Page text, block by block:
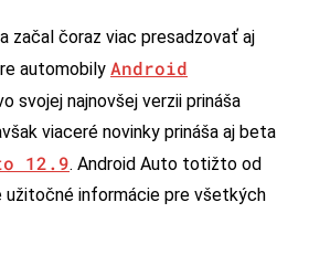
začal čoraz viac presadzovať aj
automobily Android
svojej najnovšej verzii prináša
viaceré novinky prináša aj beta
12.9. Android Auto totižto od
informácie pre všetkých